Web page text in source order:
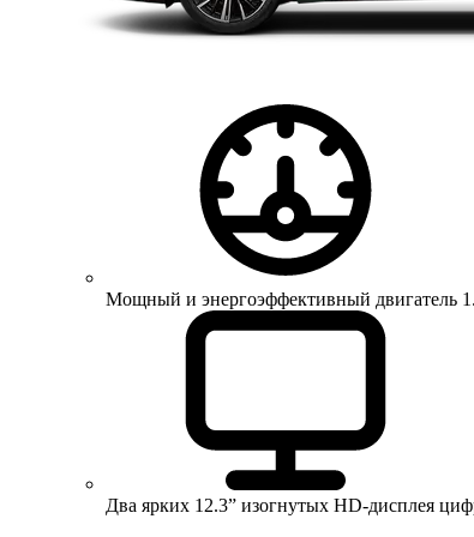
Мощный и энергоэффективный двигатель
Два ярких 12.3” изогнутых HD-дисплея